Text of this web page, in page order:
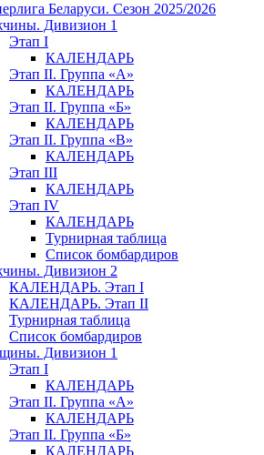
Беларуси. Сезон 2025/2026
Дивизион 1
Этап I
КАЛЕНДАРЬ
Этап II. Группа «А»
КАЛЕНДАРЬ
Этап II. Группа «Б»
КАЛЕНДАРЬ
Этап II. Группа «В»
КАЛЕНДАРЬ
Этап III
КАЛЕНДАРЬ
Этап IV
КАЛЕНДАРЬ
Турнирная таблица
Список бомбардиров
Дивизион 2
КАЛЕНДАРЬ. Этап I
КАЛЕНДАРЬ. Этап II
Турнирная таблица
Список бомбардиров
Дивизион 1
Этап I
КАЛЕНДАРЬ
Этап II. Группа «А»
КАЛЕНДАРЬ
Этап II. Группа «Б»
КАЛЕНДАРЬ